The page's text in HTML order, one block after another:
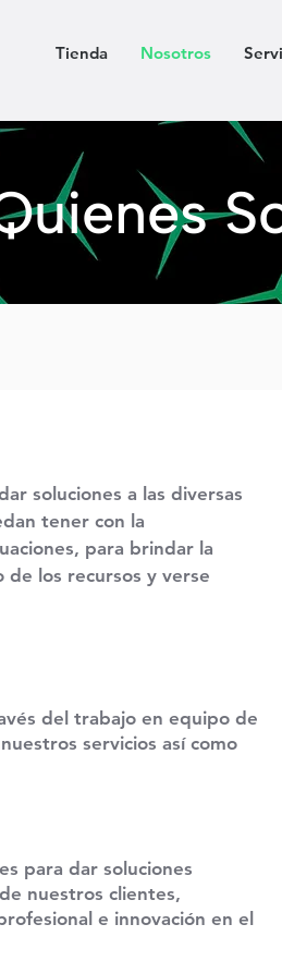
Tienda Nosotros
soluciones a las diversas
tener con la
para brindar la
los recursos y verse
del trabajo en equipo de
servicios así como
para dar soluciones
nuestros clientes,
e innovación en el